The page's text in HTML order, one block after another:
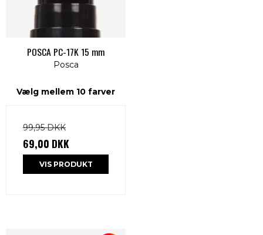
POSCA PC-17K 15 mm
Posca
Vælg mellem 10 farver
99,95 DKK
69,00 DKK
VIS PRODUKT